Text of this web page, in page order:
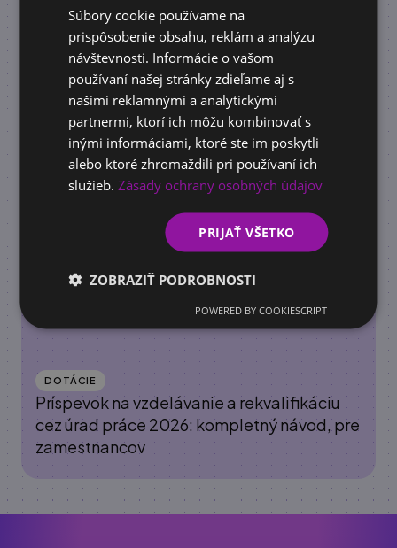
ACADEMY
AI školenie pre firmy: Načo je dobré a ako
pomôže vašej firme rásť
DOTÁCIE
Príspevok na vzdelávanie a rekvalifikáciu
cez úrad práce 2026: kompletný návod, pre
zamestnancov
Súbory cookie používame na
prispôsobenie obsahu, reklám a analýzu
návštevnosti. Informácie o vašom
používaní našej stránky zdieľame aj s
našimi reklamnými a analytickými
partnermi, ktorí ich môžu kombinovať s
inými informáciami, ktoré ste im poskytli
alebo ktoré zhromaždili pri používaní ich
služieb.Zásady ochrany osobných údajov
PRIJAŤ VŠETKO
ZOBRAZIŤ PODROBNOSTI
POWERED BY COOKIESCRIPT